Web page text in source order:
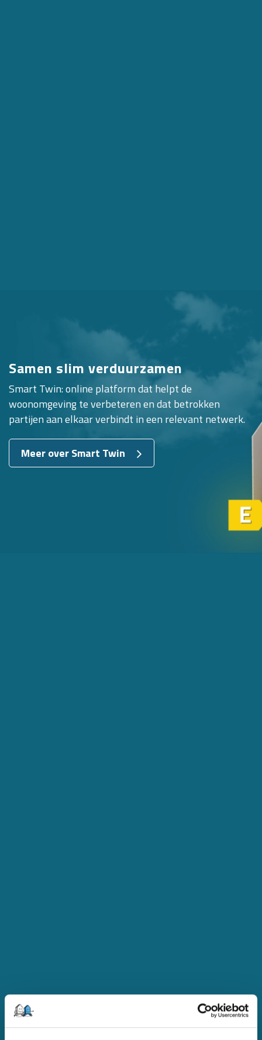
Samen slim verduurzamen
Smart Twin: online platform dat helpt de
woonomgeving te verbeteren en dat betrokken
partijen aan elkaar verbindt in een relevant netwerk.
Meer over Smart Twin